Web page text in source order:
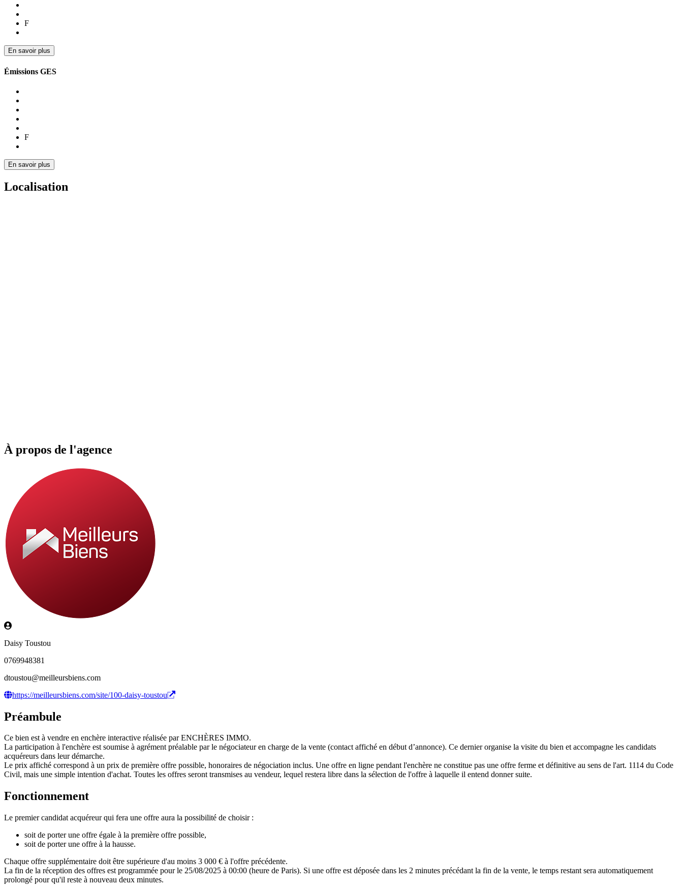
F
En savoir plus
Émissions GES
F
En savoir plus
Localisation
À propos de l'agence
Daisy Toustou
0769948381
dtoustou@meilleursbiens.com
https://meilleursbiens.com/site/100-daisy-toustou
Préambule
Ce bien est à vendre en enchère interactive réalisée par ENCHÈRES IMMO.
La participation à l'enchère est soumise à agrément préalable par le négociateur en charge de la vente (contact affiché en début d’annonce). Ce dernier organise la visite du bien et accompagne les candidats
acquéreurs dans leur démarche.
Le prix affiché correspond à un prix de première offre possible, honoraires de négociation inclus. Une offre en ligne pendant l'enchère ne constitue pas une offre ferme et définitive au sens de l'art. 1114 du Code
Civil, mais une simple intention d'achat. Toutes les offres seront transmises au vendeur, lequel restera libre dans la sélection de l'offre à laquelle il entend donner suite.
Fonctionnement
Le premier candidat acquéreur qui fera une offre aura la possibilité de choisir :
soit de porter une offre égale à la première offre possible,
soit de porter une offre à la hausse.
Chaque offre supplémentaire doit être supérieure d'au moins 3 000 € à l'offre précédente.
La fin de la réception des offres est programmée pour le 25/08/2025 à 00:00 (heure de Paris). Si une offre est déposée dans les 2 minutes précédant la fin de la vente, le temps restant sera automatiquement
prolongé pour qu'il reste à nouveau deux minutes.